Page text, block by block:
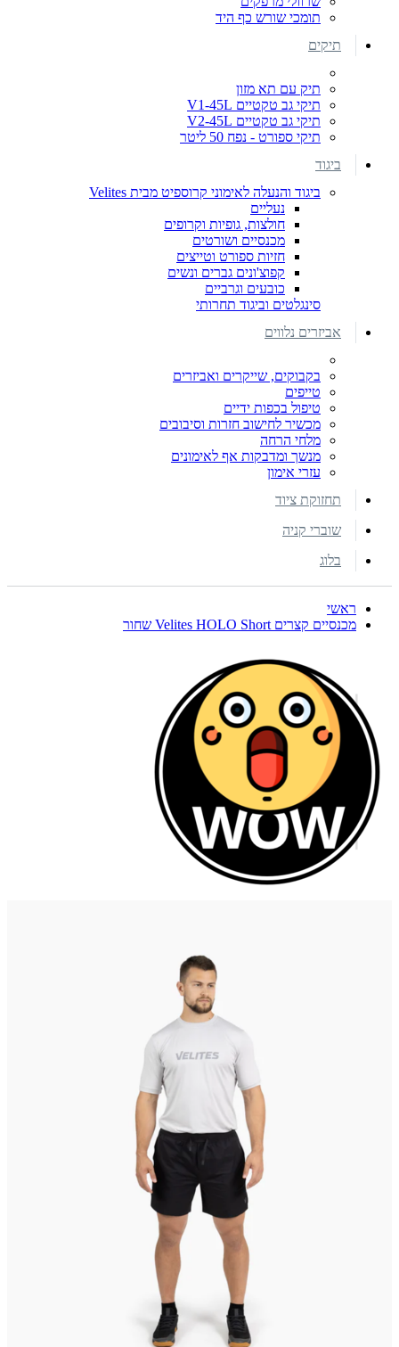
תומכי שורש כף היד
תיקים
תיק עם תא מזון
תיקי גב טקטיים V1-45L
תיקי גב טקטיים V2-45L
תיקי ספורט - נפח 50 ליטר
ביגוד
ביגוד והנעלה לאימוני קרוספיט מבית Velites
נעליים
חולצות, גופיות וקרופים
מכנסיים ושורטים
חזיות ספורט וטייצים
קפוצ'ונים גברים ונשים
כובעים וגרביים
סינגלטים וביגוד תחרותי
אביזרים נלווים
בקבוקים, שייקרים ואביזרים
טייפים
טיפול בכפות ידיים
מכשיר לחישוב חזרות וסיבובים
מלחי הרחה
מנשך ומדבקות אף לאימונים
עזרי אימון
תחזוקת ציוד
שוברי קניה
בלוג
ראשי
מכנסיים קצרים Velites HOLO Short שחור